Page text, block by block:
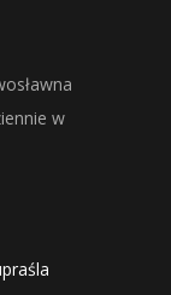
w